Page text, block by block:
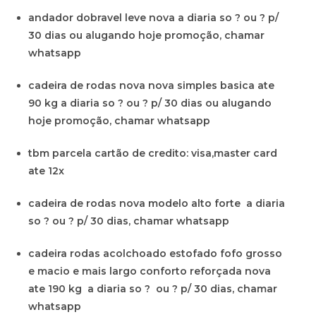
andador dobravel leve nova a diaria so ? ou ? p/
30 dias ou alugando hoje promoção, chamar
whatsapp
cadeira de rodas nova nova simples basica ate
90 kg a diaria so ? ou ? p/ 30 dias ou alugando
hoje promoção, chamar whatsapp
tbm parcela cartão de credito: visa,master card
ate 12x
cadeira de rodas nova modelo alto forte a diaria
so ? ou ? p/ 30 dias, chamar whatsapp
cadeira rodas acolchoado estofado fofo grosso
e macio e mais largo conforto reforçada nova
ate 190 kg a diaria so ? ou ? p/ 30 dias, chamar
whatsapp